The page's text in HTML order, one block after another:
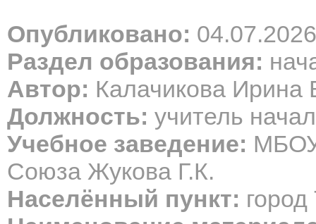
Опубликовано: 04.07.2026
Раздел образования:
Автор: Калачикова Ирина
Должность: учитель
Учебное заведение:
Союза Жукова Г.К.
Населённый пункт: